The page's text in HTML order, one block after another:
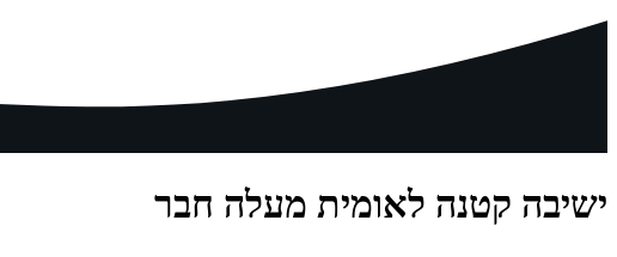
ישיבה קטנה לאומית מעלה חבר